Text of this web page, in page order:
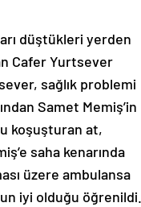
düştükleri yerden
Cafer Yurtsever
sağlık problemi
Samet Memiş’in
koşuşturan at,
saha kenarında
üzere ambulansa
iyi olduğu öğrenildi.